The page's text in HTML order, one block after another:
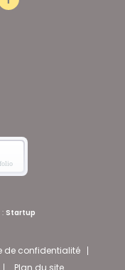
Startup
de confidentialité